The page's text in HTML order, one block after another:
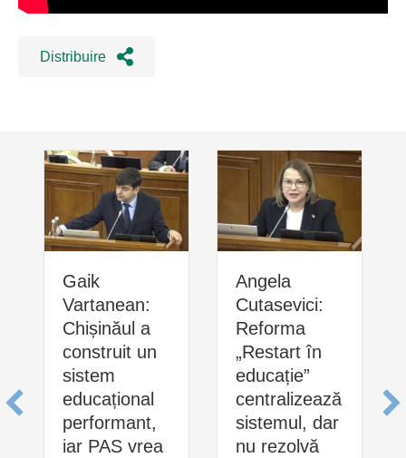
Distribuire
Gaik
Vartanean:
Chișinăul a
construit un
sistem
educațional
performant,
iar PAS vrea
Angela
Cutasevici:
Reforma
„Restart în
educație”
centralizează
sistemul, dar
nu rezolvă